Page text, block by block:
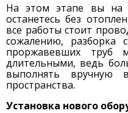
На этом этапе вы на
останетесь без
все работы стоит
сожалению, разборка
проржавевших труб
длительными, ведь
выполнять вручную
пространства.
Установка нового